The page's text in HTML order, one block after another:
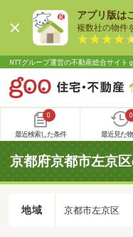
アプリ版は
複数社の物件
NTTグループ運営の不動産総合サイト
0
最近検索した条件
0
最近見た
京都府京都市左京
地域 京都市左京区